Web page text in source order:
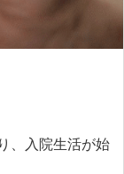
、入院生活が始